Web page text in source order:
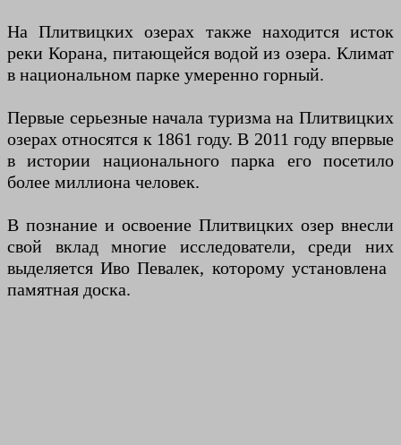
На Плитвицких озерах также находится исток
реки Корана, питающейся водой из озера. Климат
в национальном парке умеренно горный.
Первые серьезные начала туризма на Плитвицких
озерах относятся к 1861 году. В 2011 году впервые
в истории национального парка его посетило
более миллиона человек.
В познание и освоение Плитвицких озер внесли
свой вклад многие исследователи, среди них
выделяется Иво Певалек, которому установлена ​​
памятная доска.